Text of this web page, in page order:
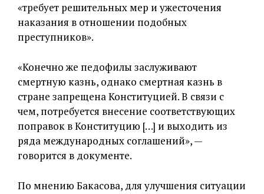
«требует решительных мер и ужесточения
наказания в отношении подобных
преступников».
«Конечно же педофилы заслуживают
смертную казнь, однако смертная казнь в
стране запрещена Конституцией. В связи с
чем, потребуется внесение соответствующих
поправок в Конституцию […] и выходить из
ряда международных соглашений», —
говорится в документе.
По мнению Бакасова, для улучшения ситуации